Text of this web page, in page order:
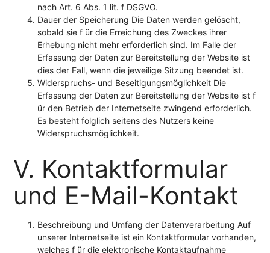
nach Art. 6 Abs. 1 lit. f DSGVO.
Dauer der Speicherung Die Daten werden gelöscht,
sobald sie f ür die Erreichung des Zweckes ihrer
Erhebung nicht mehr erforderlich sind. Im Falle der
Erfassung der Daten zur Bereitstellung der Website ist
dies der Fall, wenn die jeweilige Sitzung beendet ist.
Widerspruchs- und Beseitigungsmöglichkeit Die
Erfassung der Daten zur Bereitstellung der Website ist f
ür den Betrieb der Internetseite zwingend erforderlich.
Es besteht folglich seitens des Nutzers keine
Widerspruchsmöglichkeit.
V. Kontaktformular
und E-Mail-Kontakt
Beschreibung und Umfang der Datenverarbeitung Auf
unserer Internetseite ist ein Kontaktformular vorhanden,
welches f ür die elektronische Kontaktaufnahme